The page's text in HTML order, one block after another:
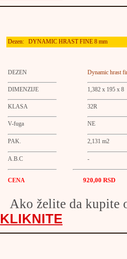
Dezen: DYNAMIC HRAST FINE 8 mm
DEZEN Dynamic hrast
DIMENZIJE 1,382 x 195 x 8
KLASA 32R
V-fuga NE
PAK. 2,131 m2
A.B.C -
CENA 920,00 RSD
Ako želite da kupite
KLIKNITE